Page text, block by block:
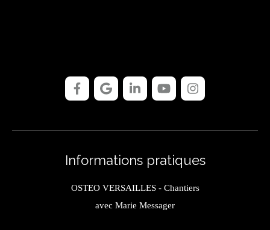
Informations pratiques
OSTEO VERSAILLES - Chantiers
avec Marie Messager